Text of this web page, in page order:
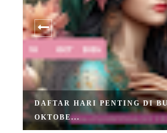
DAFTAR HARI PENTING DI
OKTOBE...